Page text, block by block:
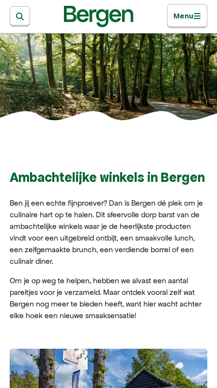
Menu
Ambachtelijke winkels in Bergen
Ben jij een echte fijnproever? Dan is Bergen dé plek om je
culinaire hart op te halen. Dit sfeervolle dorp barst van de
ambachtelijke winkels waar je de heerlijkste producten
vindt voor een uitgebreid ontbijt, een smaakvolle lunch,
een zelfgemaakte brunch, een verdiende borrel of een
culinair diner.
Om je op weg te helpen, hebben we alvast een aantal
pareltjes voor je verzameld. Maar ontdek vooral zelf wat
Bergen nog meer te bieden heeft, want hier wacht achter
elke hoek een nieuwe smaaksensatie!